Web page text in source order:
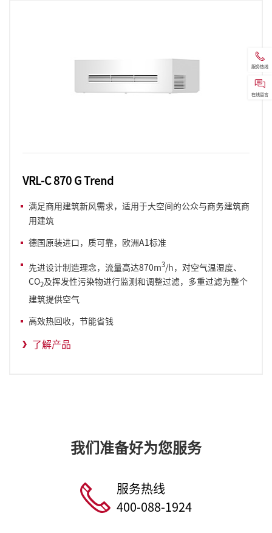
VRL-C 870 G Trend
满足商用建筑新风需求，适用于大空间的公众与商务建筑商
用建筑
德国原装进口，质可靠，欧洲A1标准
先进设计制造理念，流量高达870m3/h，对空气温湿度、
CO2及挥发性污染物进行监测和调整过滤，多重过滤为整个
建筑提供空气
高效热回收，节能省钱
了解产品
我们准备好为您服务
服务热线
400-088-1924
服务热线
在线留言